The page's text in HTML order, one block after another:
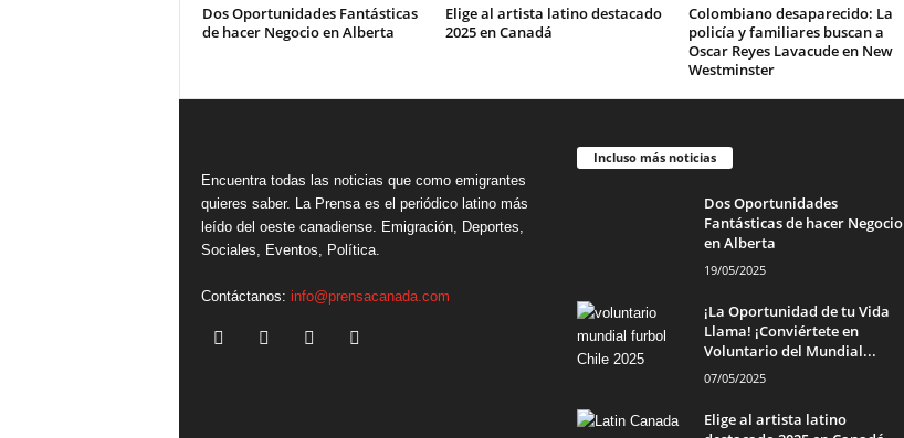
Dos Oportunidades Fantásticas
de hacer Negocio en Alberta
Elige al artista latino destacado
2025 en Canadá
Colombiano desaparecido: La
policía y familiares buscan a
Oscar Reyes Lavacude en New
Westminster
Encuentra todas las noticias que como emigrantes
quieres saber. La Prensa es el periódico latino más
leído del oeste canadiense. Emigración, Deportes,
Sociales, Eventos, Política.
Contáctanos: info@prensacanada.com
Incluso más noticias
Dos Oportunidades
Fantásticas de hacer Negocio
en Alberta
19/05/2025
¡La Oportunidad de tu Vida
Llama! ¡Conviértete en
Voluntario del Mundial...
07/05/2025
Elige al artista latino